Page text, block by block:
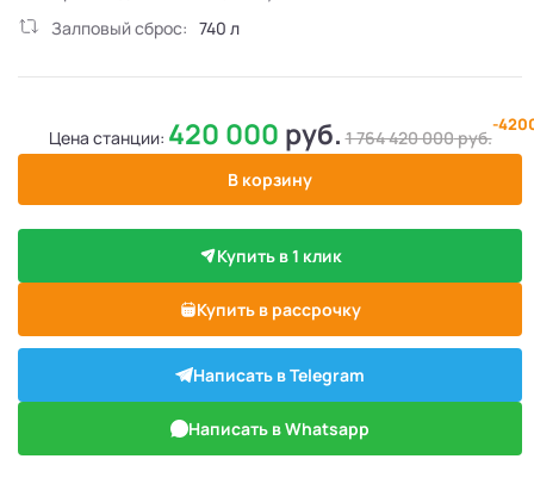
Залповый сброс: 740 л
Цена станции: 420 000 руб. 1 764 420 000руб.
-
В корзину
Купить в 1 клик
Купить в рассрочку
Написать в Telegram
Написать в Whatsapp